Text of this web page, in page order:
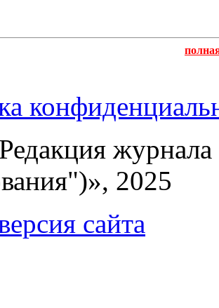
2025
сайта